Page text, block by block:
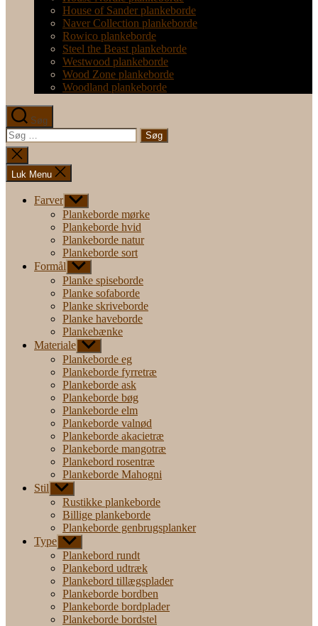
House of Sander plankeborde
Naver Collection plankeborde
Rowico plankeborde
Steel the Beast plankeborde
Westwood plankeborde
Wood Zone plankeborde
Woodland plankeborde
Søg
Søg
efter:
Luk
søgning
Luk Menu
Farver Vis
undermenu
Plankeborde mørke
Plankeborde hvid
Plankeborde natur
Plankeborde sort
Formål Vis
undermenu
Planke spiseborde
Planke sofaborde
Planke skriveborde
Planke haveborde
Plankebænke
Materiale Vis
undermenu
Plankeborde eg
Plankeborde fyrretræ
Plankeborde ask
Plankeborde bøg
Plankeborde elm
Plankeborde valnød
Plankeborde akacietræ
Plankeborde mangotræ
Plankebord rosentræ
Plankeborde Mahogni
Stil Vis
undermenu
Rustikke plankeborde
Billige plankeborde
Plankeborde genbrugsplanker
Type Vis
undermenu
Plankebord rundt
Plankebord udtræk
Plankebord tillægsplader
Plankeborde bordben
Plankeborde bordplader
Plankeborde bordstel